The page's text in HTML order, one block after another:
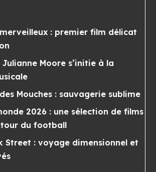
: premier film délicat
Julianne Moore s’initie à la
Mouches : sauvagerie sublime
2026 : une sélection de films
du football
Street : voyage dimensionnel et